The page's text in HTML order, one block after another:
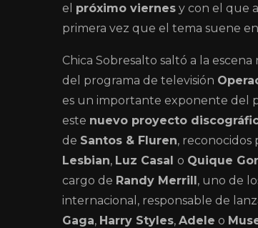
el próximo viernes y con el que
primera vez que el tema suene
Chica Sobresalto saltó a la
del programa de televisión
es un importante exponente del
este nuevo proyecto
de Santos & Fluren, reconocidos
Lesbian, Luz Casal o Quique
cargo de Randy Merrill, uno de
internacional, responsable de
Gaga, Harry Styles, Adele o